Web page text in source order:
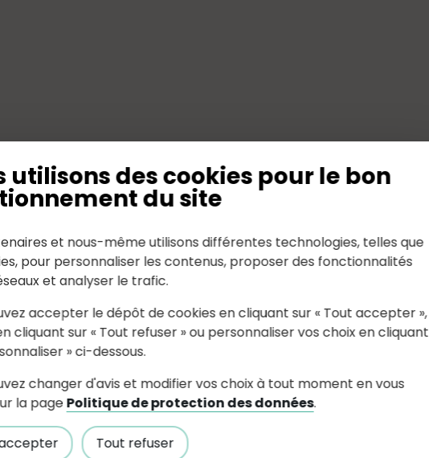
utilisons des cookies pour le bon
du site
et nous-même utilisons différentes technologies, telles que
pour personnaliser les contenus, proposer des fonctionnalités
et analyser le trafic.
accepter le dépôt de cookies en cliquant sur « Tout accepter »,
cliquant sur « Tout refuser » ou personnaliser vos choix en cliquant
» ci-dessous.
changer d'avis et modifier vos choix à tout moment en vous
la page Politique de protection des données.
Tout refuser
Géréon